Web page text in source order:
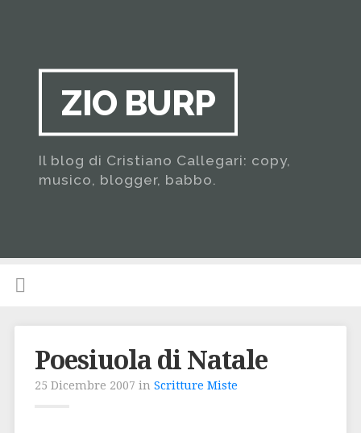
ZIO BURP
Il blog di Cristiano Callegari: copy,
musico, blogger, babbo.
Poesiuola di Natale
25 Dicembre 2007 in Scritture Miste